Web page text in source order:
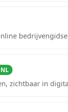
zichtbaar in